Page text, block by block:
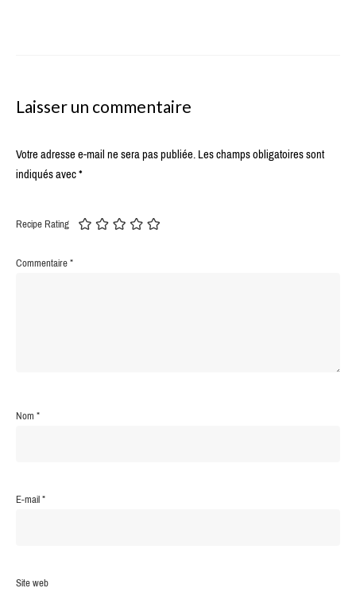
Laisser un commentaire
Votre adresse e-mail ne sera pas publiée.Les champs obligatoires sont
indiqués avec*
Recipe Rating
Commentaire*
Nom*
E-mail*
Site web